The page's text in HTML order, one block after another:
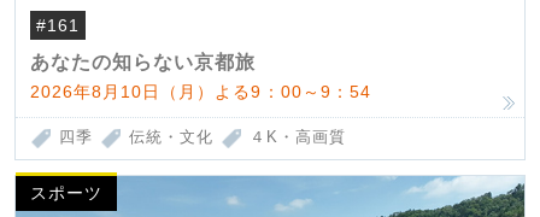
#161
あなたの知らない京都旅
2026年8月10日（月）よる9：00～9：54
四季 伝統・文化 ４K・高画質
スポーツ